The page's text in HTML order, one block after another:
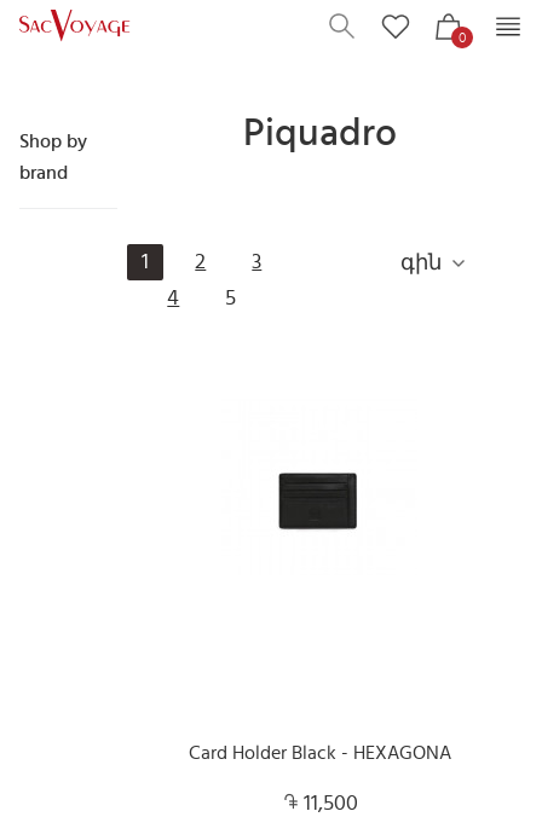
0
Shop by
brand
Piquadro
գին
1 2
3
4
5
Card Holder Black - HEXAGONA
11,500